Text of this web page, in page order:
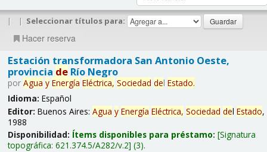
| | Seleccionar títulos para:
Hacer reserva
Estación transformadora San Antonio Oeste,
provincia deRío Negro
por Agua y Energía Eléctrica, Sociedad del Estado.
Idioma: Español
Editor: Buenos Aires: Agua y Energía Eléctrica, Sociedad del Estado,
1988
Disponibilidad: Ítems disponibles para préstamo: Signatura
topográfica: 621.374.5/A282/v.2 (3).